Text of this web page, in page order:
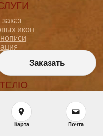
икон
заказ
Заказать
Карта Почта